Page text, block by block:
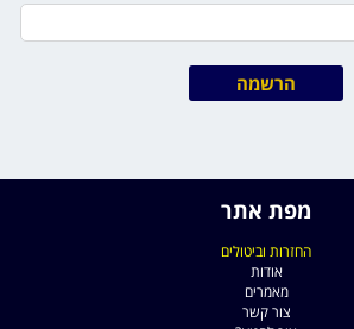
מפת אתר
החזרות וביטולים
אודות
מאמרים
צור קשר